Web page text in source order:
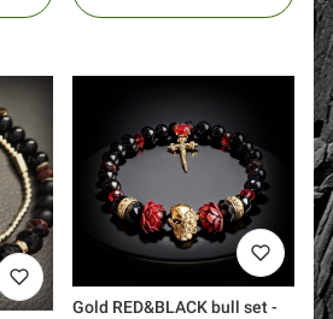
Gold RED&BLACK bull set -